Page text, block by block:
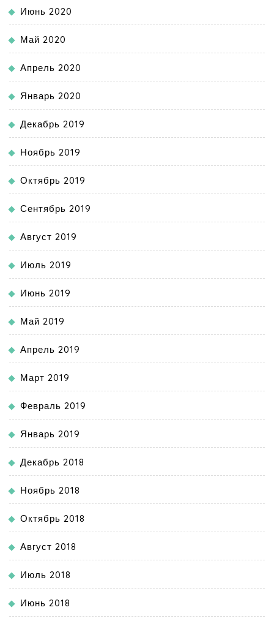
Июнь 2020
Май 2020
Апрель 2020
Январь 2020
Декабрь 2019
Ноябрь 2019
Октябрь 2019
Сентябрь 2019
Август 2019
Июль 2019
Июнь 2019
Май 2019
Апрель 2019
Март 2019
Февраль 2019
Январь 2019
Декабрь 2018
Ноябрь 2018
Октябрь 2018
Август 2018
Июль 2018
Июнь 2018